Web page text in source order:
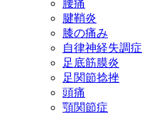
腰痛
腱鞘炎
膝の痛み
自律神経失調症
足底筋膜炎
足関節捻挫
頭痛
顎関節症